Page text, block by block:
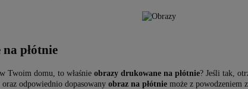
płótnie
Twoim domu, to właśnie obrazy drukowane na płótnie? Jeśli tak,
odpowiednio dopasowany obraz na płótniemoże z powodzeniem